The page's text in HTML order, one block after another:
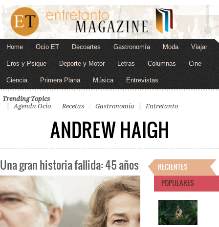
Home Ocio ET Decoartes Gastronomía Moda Viajar
Eros y Psique Deporte y Motor Letras Columnas Cine
Ciencia Primera Plana Música Entrevistas
Trending Topics
Agenda Ocio
Recetas Gastronomía Entretanto
ANDREW HAIGH
Una gran historia fallida: 45 años
RECIENTES
POPULARES